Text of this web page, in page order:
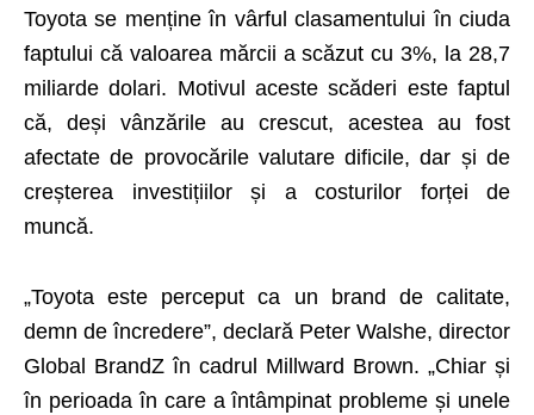
Toyota se menține în vârful clasamentului în ciuda
faptului că valoarea mărcii a scăzut cu 3%, la 28,7
miliarde dolari. Motivul aceste scăderi este faptul
că, deși vânzările au crescut, acestea au fost
afectate de provocările valutare dificile, dar și de
creșterea investițiilor și a costurilor forței de
muncă.
„Toyota este perceput ca un brand de calitate,
demn de încredere”, declară Peter Walshe, director
Global BrandZ în cadrul Millward Brown. „Chiar și
în perioada în care a întâmpinat probleme și unele